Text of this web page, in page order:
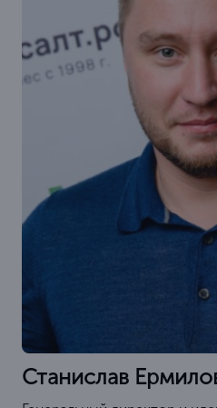
Станислав